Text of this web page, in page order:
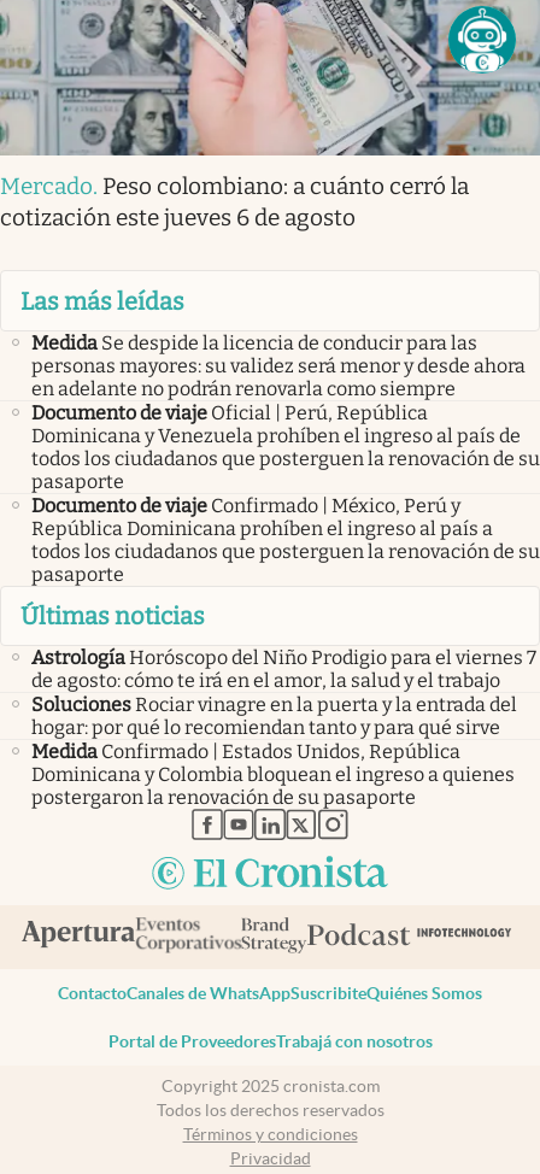
Mercado. Peso colombiano: a cuánto cerró la
cotización este jueves 6 de agosto
Las más leídas
Medida Se despide la licencia de conducir para las
personas mayores: su validez será menor y desde ahora
en adelante no podrán renovarla como siempre
Documento de viaje Oficial | Perú, República
Dominicana y Venezuela prohíben el ingreso al país de
todos los ciudadanos que posterguen la renovación de su
pasaporte
Documento de viaje Confirmado | México, Perú y
República Dominicana prohíben el ingreso al país a
todos los ciudadanos que posterguen la renovación de su
pasaporte
Últimas noticias
AstrologíaHoróscopo del Niño Prodigio para el viernes 7
de agosto: cómo te irá en el amor, la salud y el trabajo
SolucionesRociar vinagre en la puerta y la entrada del
hogar: por qué lo recomiendan tanto y para qué sirve
Medida Confirmado | Estados Unidos, República
Dominicana y Colombia bloquean el ingreso a quienes
postergaron la renovación de su pasaporte
abre en nueva pestaña
abre en nueva pestaña
abre en nueva pestaña
abre en nueva pestaña
abre en nueva pestaña
ContactoCanales de WhatsAppSuscribiteQuiénes Somos
Portal de ProveedoresTrabajá con nosotros
Copyright 2025 cronista.com
Todos los derechos reservados
Términos y condiciones
Privacidad